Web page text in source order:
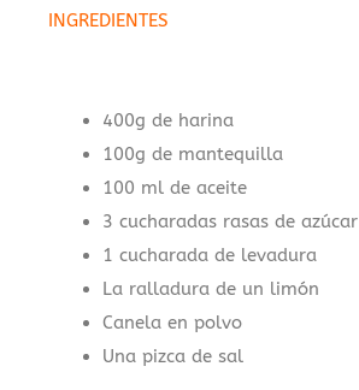
INGREDIENTES
400g de harina
100g de mantequilla
100 ml de aceite
3 cucharadas rasas de azúcar
1 cucharada de levadura
La ralladura de un limón
Canela en polvo
Una pizca de sal